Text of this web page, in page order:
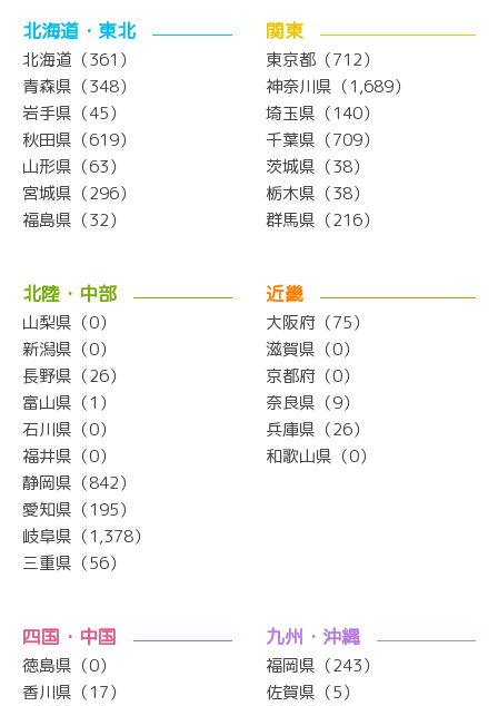
北海道・東北
北海道（361）
青森県（348）
岩手県（45）
秋田県（619）
山形県（63）
宮城県（296）
福島県（32）
関東
東京都（712）
神奈川県（1,689）
埼玉県（140）
千葉県（709）
茨城県（38）
栃木県（38）
群馬県（216）
北陸・中部
山梨県（0）
新潟県（0）
長野県（26）
富山県（1）
石川県（0）
福井県（0）
静岡県（842）
愛知県（195）
岐阜県（1,378）
三重県（56）
近畿
大阪府（75）
滋賀県（0）
京都府（0）
奈良県（9）
兵庫県（26）
和歌山県（0）
四国・中国
徳島県（0）
香川県（17）
九州・沖縄
福岡県（243）
佐賀県（5）